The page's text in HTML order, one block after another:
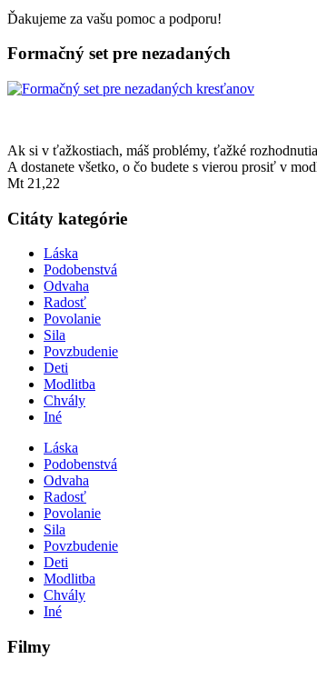
Ďakujeme za vašu pomoc a podporu!
Formačný set pre nezadaných
Ak si v ťažkostiach, máš problémy, ťažké
A dostanete všetko, o čo budete s vierou prosiť v
Mt 21,22
Citáty kategórie
Láska
Podobenstvá
Odvaha
Radosť
Povolanie
Sila
Povzbudenie
Deti
Modlitba
Chvály
Iné
Láska
Podobenstvá
Odvaha
Radosť
Povolanie
Sila
Povzbudenie
Deti
Modlitba
Chvály
Iné
Filmy